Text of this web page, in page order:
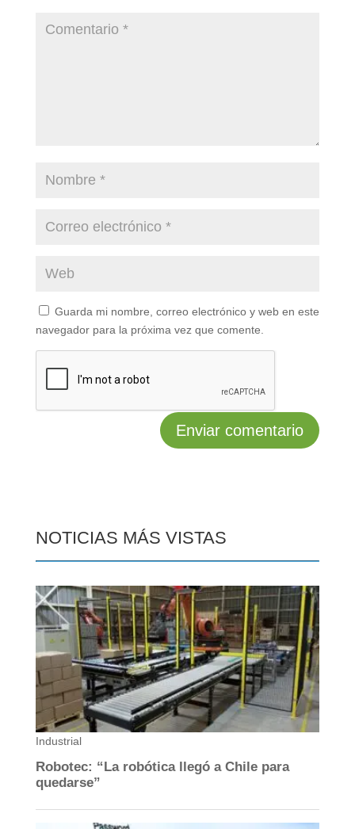
Guarda mi nombre, correo electrónico y web en este
navegador para la próxima vez que comente.
NOTICIAS MÁS VISTAS